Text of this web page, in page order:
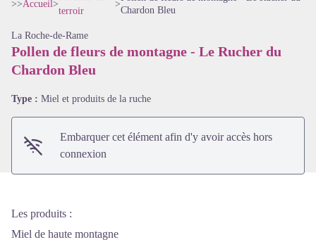
>>Accueil>
terroir
>
Chardon Bleu
La Roche-de-Rame
Pollen de fleurs de montagne - Le Rucher du
Chardon Bleu
Type : Miel et produits de la ruche
Embarquer cet élément afin d'y avoir accès hors
connexion
Les produits :
Miel de haute montagne